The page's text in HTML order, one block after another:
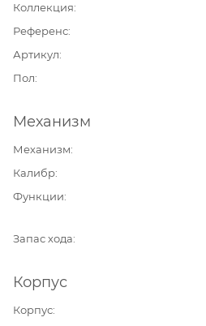
Коллекция
Референс
Артикул
Пол
Механизм
Механизм
Калибр
Функции
Запас хода
Корпус
Корпус